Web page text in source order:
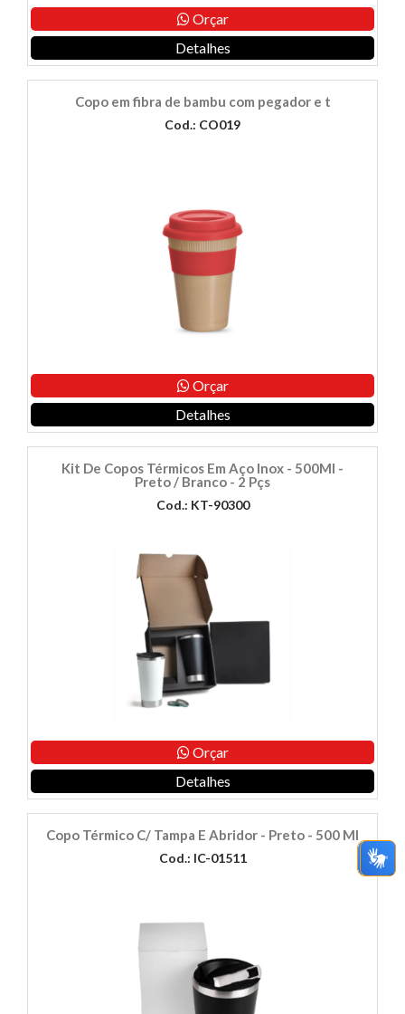
Orçar
Detalhes
Copo em fibra de bambu com pegador e t
Cod.: CO019
Orçar
Detalhes
Kit De Copos Térmicos Em Aço Inox - 500Ml -
Preto / Branco - 2 Pçs
Cod.: KT-90300
Orçar
Detalhes
Copo Térmico C/ Tampa E Abridor - Preto - 500 Ml
Cod.: IC-01511